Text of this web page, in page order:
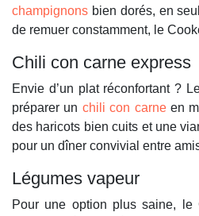
champignons bien dorés, en
de remuer constamment, le
Chili con carne express
Envie d’un plat réconfortant ?
préparer un chili con carneen
des haricots bien cuits et une
pour un dîner convivial entre
Légumes vapeur
Pour une option plus saine, le